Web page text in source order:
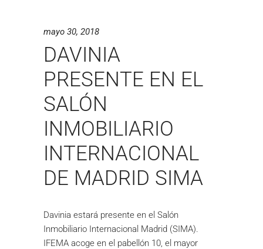
mayo 30, 2018
DAVINIA
PRESENTE EN EL
SALÓN
INMOBILIARIO
INTERNACIONAL
DE MADRID SIMA
Davinia estará presente en el Salón
Inmobiliario Internacional Madrid (SIMA).
IFEMA acoge en el pabellón 10, el mayor